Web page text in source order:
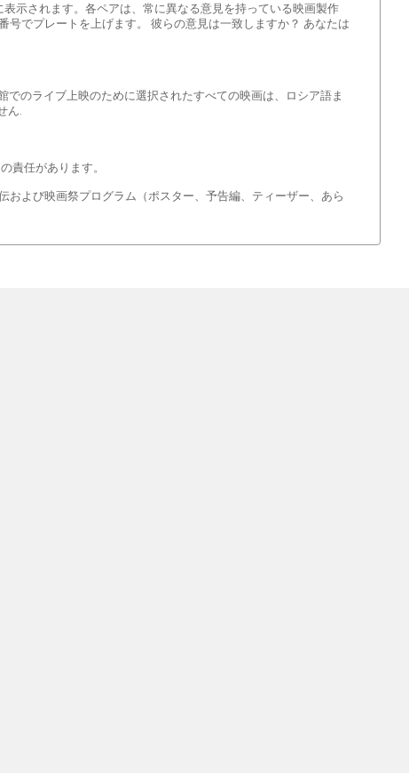
示されます。各ペアは、常に異なる意見を持っている映画製作
でプレートを上げます。 彼らの意見は一致しますか？ あなたは
のライブ上映のために選択されたすべての映画は、ロシア語ま
ん.
責任があります。
よび映画祭プログラム（ポスター、予告編、ティーザー、あら